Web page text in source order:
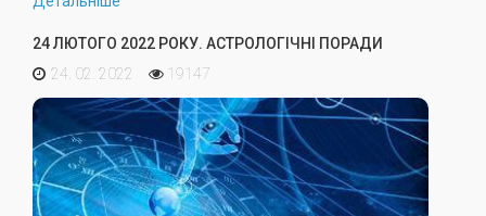
24 ЛЮТОГО 2022 РОКУ. АСТРОЛОГІЧНІ ПОРАДИ
24. 02. 2022
19147